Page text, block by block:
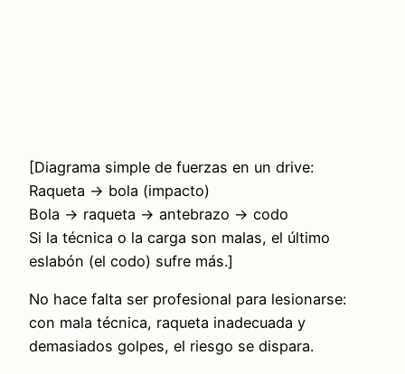
[Diagrama simple de fuerzas en un drive:
Raqueta → bola (impacto)
Bola → raqueta → antebrazo → codo
Si la técnica o la carga son malas, el último
eslabón (el codo) sufre más.]
No hace falta ser profesional para lesionarse:
con mala técnica, raqueta inadecuada y
demasiados golpes, el riesgo se dispara.